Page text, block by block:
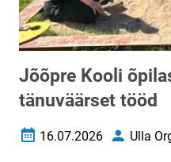
Jõõpre Kooli
tänuväärset tööd
Loomise kuupäev
16.07.2026 AutorUlla